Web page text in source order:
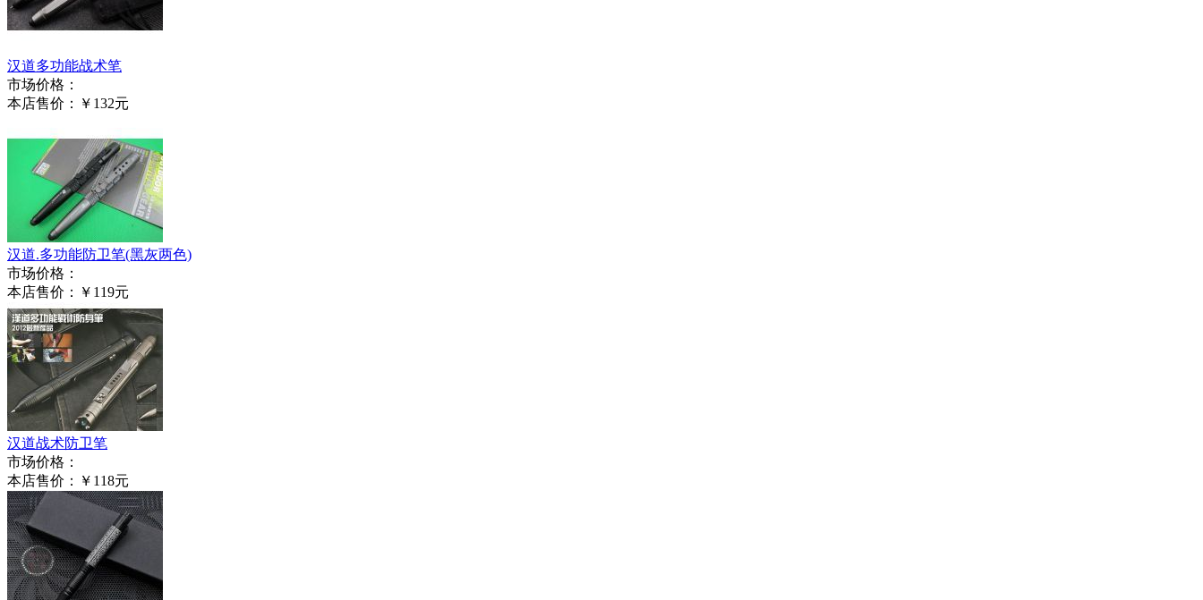
汉道多功能战术笔
市场价格：
本店售价：
￥132元
汉道.多功能防卫笔(黑灰两色)
市场价格：
本店售价：
￥119元
汉道战术防卫笔
市场价格：
本店售价：
￥118元